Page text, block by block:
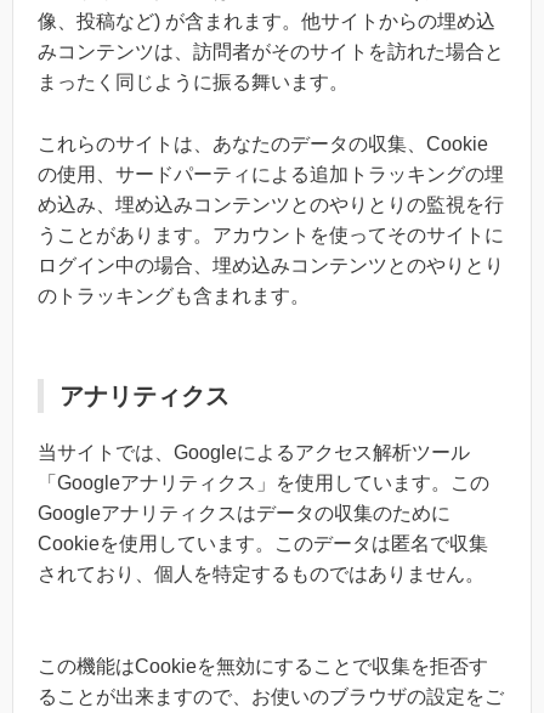
像、投稿など) が含まれます。他サイトからの埋め込
みコンテンツは、訪問者がそのサイトを訪れた場合と
まったく同じように振る舞います。
これらのサイトは、あなたのデータの収集、Cookie
の使用、サードパーティによる追加トラッキングの埋
め込み、埋め込みコンテンツとのやりとりの監視を行
うことがあります。アカウントを使ってそのサイトに
ログイン中の場合、埋め込みコンテンツとのやりとり
のトラッキングも含まれます。
アナリティクス
当サイトでは、Googleによるアクセス解析ツール
「Googleアナリティクス」を使用しています。この
Googleアナリティクスはデータの収集のために
Cookieを使用しています。このデータは匿名で収集
されており、個人を特定するものではありません。
この機能はCookieを無効にすることで収集を拒否す
ることが出来ますので、お使いのブラウザの設定をご